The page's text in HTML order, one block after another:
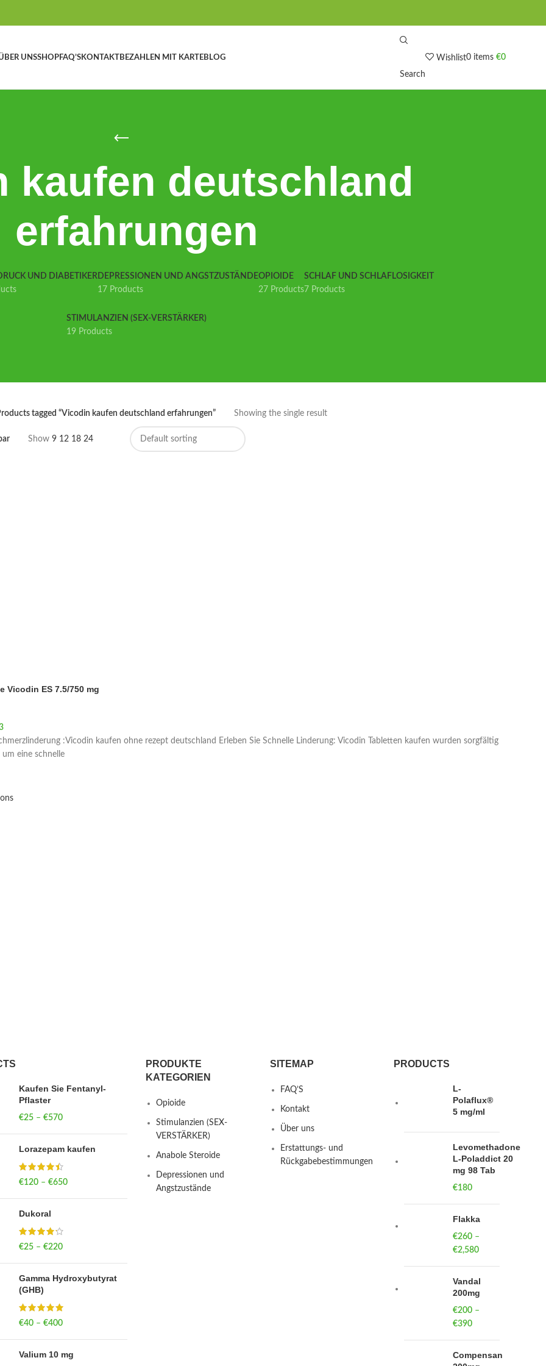
UNSSHOPFAQ’SKONTAKTBEZAHLEN MIT KARTEBLOG
Search
Wishlist0 items €0
kaufen deutschland
erfahrungen
UND DIABETIKER DEPRESSIONEN UND ANGSTZUSTÄNDE
17 Products
OPIOIDE
27 Products
SCHLAF UND SCHLAFLOSIGKEIT
7 Products
STIMULANZIEN (SEX-VERSTÄRKER)
19 Products
tagged “Vicodin kaufen deutschland erfahrungen” Showing the single result
Show 9 12 18 24
Vicodin ES 7.5/750 mg
Price range: €40 through €203
:Vicodin kaufen ohne rezept deutschland Erleben Sie Schnelle Linderung: Vicodin Tabletten kaufen wurden sorgfältig
eine schnelle
Kaufen Sie Fentanyl-
Pflaster
€25 – €570Price range: €25
Lorazepam kaufen
€120 – €650Price range: €120
Dukoral
€25 – €220Price range: €25
Gamma Hydroxybutyrat
(GHB)
€40 – €400Price range: €40
Valium 10 mg
PRODUKTE
KATEGORIEN
Opioide
Stimulanzien (SEX-
VERSTÄRKER)
Anabole Steroide
Depressionen und
Angstzustände
SITEMAP
FAQ’S
Kontakt
Über uns
Erstattungs- und
Rückgabebestimmungen
PRODUCTS
L-
Polaflux®
5 mg/ml
Levomethadone
L-Poladdict 20
mg 98 Tab
€180
Flakka
€260 –
€2,580
€260
through
Vandal
200mg
€200 –
€390
through
Compensan